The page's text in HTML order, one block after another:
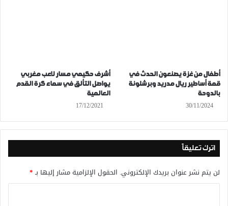
أطفال من غزة يصنعون الحدث في
قمة أساطير ريال مدريد وبرشلونة
بالدوحة
30/11/2024
أشرف حكيمي مسار لاعب مغربي
يواصل التألق في سماء كرة القدم
العالمية
17/12/2021
اترك تعليقاً
لن يتم نشر عنوان بريدك الإلكتروني. الحقول الإلزامية مشار إليها بـ*